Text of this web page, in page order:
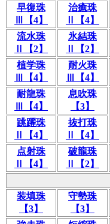
早復珠
Ⅲ【4】
治癒珠
Ⅱ【4】
流水珠
Ⅱ【2】
氷結珠
Ⅱ【2】
植学珠
Ⅲ【4】
耐火珠
Ⅲ【4】
耐龍珠
Ⅲ【4】
息吹珠
【3】
跳躍珠
Ⅱ【4】
抜打珠
Ⅱ【4】
点射珠
Ⅱ【4】
破龍珠
Ⅱ【2】
装填珠
【3】
守勢珠
【3】